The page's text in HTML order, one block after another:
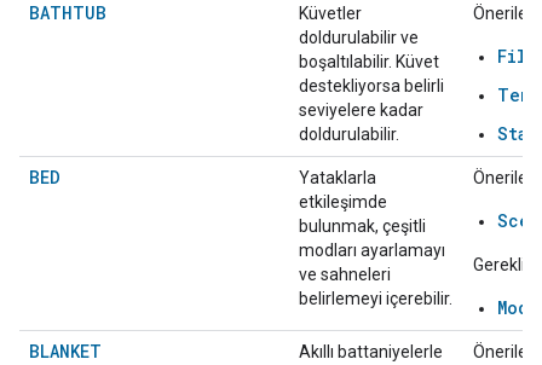
BATHTUB
Küvetler
doldurulabilir ve
boşaltılabilir. Küvet
destekliyorsa belirli
seviyelere kadar
doldurulabilir.
Önerilen:
Fill
BED
Yataklarla
etkileşimde
bulunmak, çeşitli
modları ayarlamayı
ve sahneleri
belirlemeyi içerebilir.
Önerilen:
Gerekli:
BLANKET
Akıllı battaniyelerle
Önerilen: